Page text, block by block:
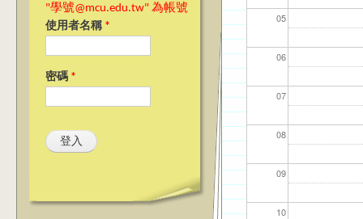
"學號@mcu.edu.tw" 為帳號
使用者名稱 *
密碼 *
05
06
07
08
09
10